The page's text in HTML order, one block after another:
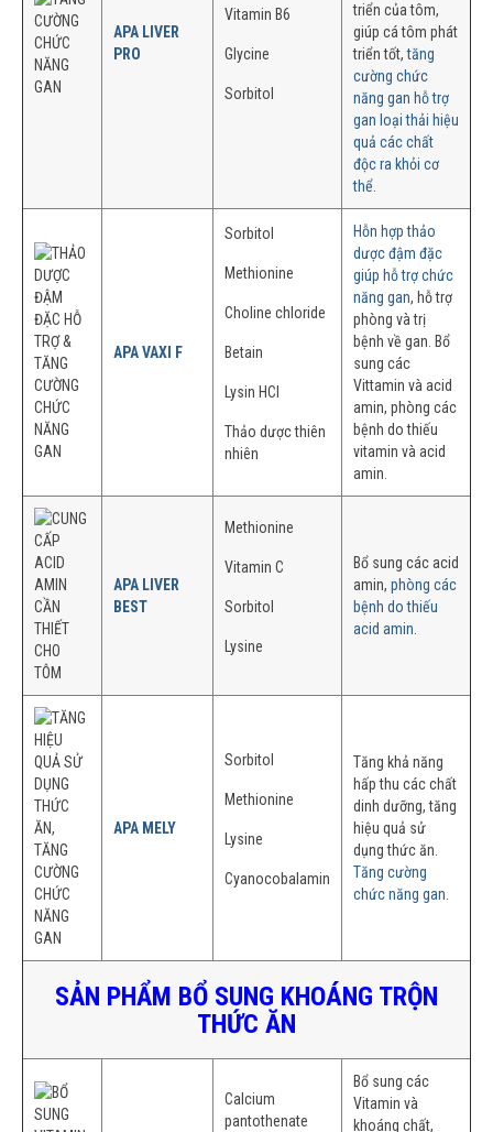
APA LIVER
PRO
Vitamin B6
Glycine
Sorbitol
triển của tôm,
giúp cá tôm phát
triển tốt,tăng
cường chức
năng gan hỗ trợ
gan loại thải hiệu
quả các chất
độc ra khỏi cơ
thể
APA VAXI F
Sorbitol
Methionine
Choline chloride
Betain
Lysin HCl
Thảo dược thiên
nhiên
Hỗn hợp thảo
dược đậm đặc
giúp hỗ trợ chức
năng gan, hỗ trợ
phòng và trị
bệnh về gan. Bổ
sung các
Vittamin và acid
amin, phòng các
bệnh do thiếu
vitamin và acid
amin.
APA LIVER
BEST
Methionine
Vitamin C
Sorbitol
Lysine
Bổ sung các acid
amin, phòng các
bệnh do thiếu
acid amin
APA MELY
Sorbitol
Methionine
Lysine
Cyanocobalamin
Tăng khả năng
hấp thu các chất
dinh dưỡng, tăng
hiệu quả sử
dụng thức ăn.
Tăng cường
chức năng gan
SẢN PHẨM BỔ SUNG KHOÁNG TRỘN
THỨC ĂN
Calcium
pantothenate
Bổ sung các
Vitamin và
khoáng chất,